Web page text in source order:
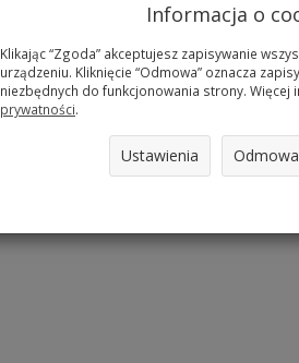
Informacja o
Klikając “Zgoda” akceptujesz zapisywanie
urządzeniu. Kliknięcie “Odmowa” oznacza
niezbędnych do funkcjonowania strony. Więcej
prywatności.
Ustawienia Odmowa